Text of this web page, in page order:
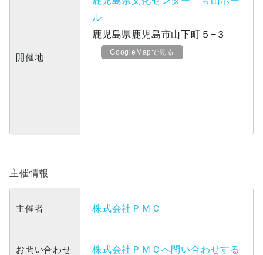
開催地
ル
鹿児島県鹿児島市山下町５−３
GoogleMapで見る
主催情報
主催者 株式会社ＰＭＣ
お問い合わせ 株式会社ＰＭＣへ問い合わせする